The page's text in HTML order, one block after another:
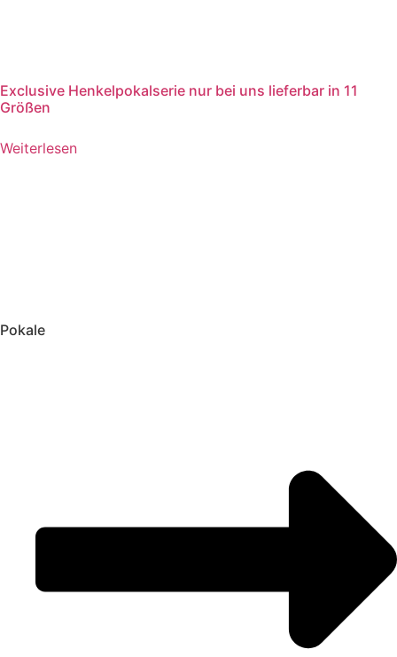
Exclusive Henkelpokalserie nur bei uns lieferbar in 11
Größen
Weiterlesen
Pokale